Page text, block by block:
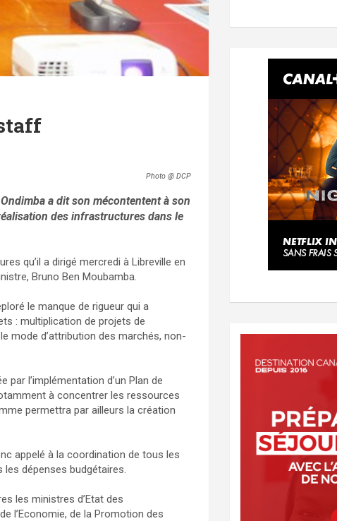
Photo @ DCP
a dit son mécontentent à son
des infrastructures dans le
qu’il a dirigé mercredi à Libreville en
Bruno Ben Moubamba.
le manque de rigueur qui a
: multiplication de projets de
mode d’attribution des marchés, non-
l’implémentation d’un Plan de
à concentrer les ressources
permettra par ailleurs la création
appelé à la coordination de tous les
dépenses budgétaires.
les ministres d’Etat des
l’Economie, de la Promotion des